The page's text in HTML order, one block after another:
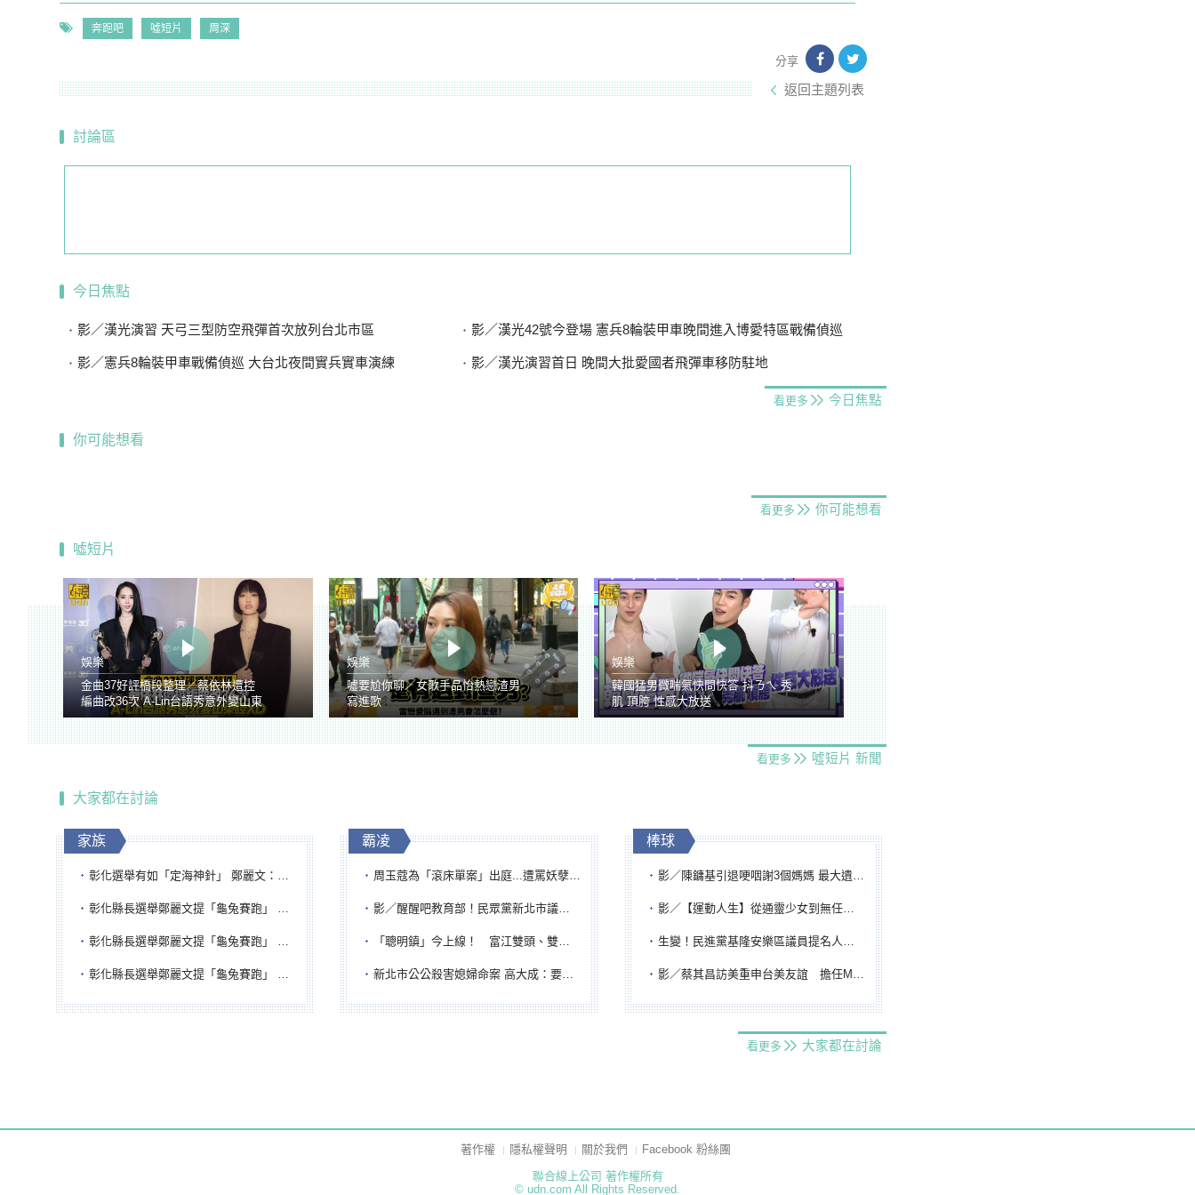
奔跑吧 噓短片 周深
分享
返回主題列表
討論區
今日焦點
影／漢光演習 天弓三型防空飛彈首次放列台北市區 影／漢光42號今登場 憲兵8輪裝甲車晚間進入博愛特區戰備偵巡
影／憲兵8輪裝甲車戰備偵巡 大台北夜間實兵實車演練 影／漢光演習首日 晚間大批愛國者飛彈車移防駐地
看更多 今日焦點
你可能想看
看更多 你可能想看
噓短片
娛樂
金曲37好評橋段整理／蔡依林遭控
編曲改36次 A-Lin台語秀意外變山東
腔
娛樂
噓要尬你聊／女歌手品怡熱戀渣男
寫進歌
娛樂
韓國猛男微喘氣快問快答 抖ㄋㄟ 秀
肌 頂胯 性感大放送
看更多 噓短片 新聞
大家都在討論
家族
彰化選舉有如「定海神針」 鄭麗文：傾全黨之力讓彰化贏
彰化縣長選舉鄭麗文提「龜兔賽跑」 綠營、無黨籍忙否認是烏龜
彰化縣長選舉鄭麗文提「龜兔賽跑」 綠營、無黨籍忙否認是烏龜
彰化縣長選舉鄭麗文提「龜兔賽跑」 綠營、無黨籍忙否認是烏龜
霸凌
周玉蔻為「滾床單案」出庭...遭罵妖孽下地獄 張淑娟批：舌頭殺人有罪
影／醒醒吧教育部！民眾黨新北市議員參選人提出校園反毒防線升級政見
「聰明鎮」今上線！ 富江雙頭、雙一、人頭氣球全登場
新北市公公殺害媳婦命案 高大成：要害殺多刀顯示怨恨深
棒球
影／陳鏞基引退哽咽謝3個媽媽 最大遺憾無緣大聯盟
影／【運動人生】從通靈少女到無任所大使 劉柏君女裁判人生國際發光
生變！民進黨基隆安樂區議員提名人黃永翔突被除名 將另提他人
影／蔡其昌訪美重申台美友誼 擔任MLB大都會台灣日開球嘉賓
看更多 大家都在討論
著作權 隱私權聲明 關於我們
Facebook 粉絲團
聯合線上公司 著作權所有
© udn.com All Rights Reserved.